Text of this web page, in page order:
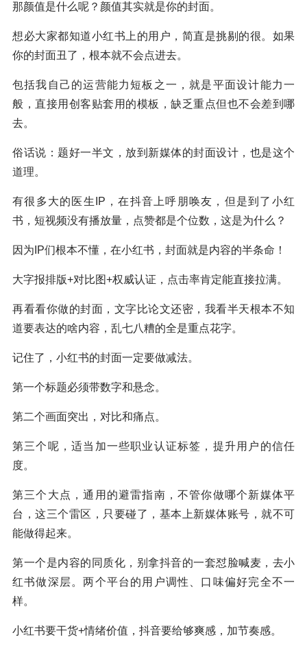
那颜值是什么呢？颜值其实就是你的封面。
想必大家都知道小红书上的用户，简直是挑剔的很。如果
你的封面丑了，根本就不会点进去。
包括我自己的运营能力短板之一，就是平面设计能力一
般，直接用创客贴套用的模板，缺乏重点但也不会差到哪
去。
俗话说：题好一半文，放到新媒体的封面设计，也是这个
道理。
有很多大的医生IP，在抖音上呼朋唤友，但是到了小红
书，短视频没有播放量，点赞都是个位数，这是为什么？
因为IP们根本不懂，在小红书，封面就是内容的半条命！
大字报排版+对比图+权威认证，点击率肯定能直接拉满。
再看看你做的封面，文字比论文还密，我看半天根本不知
道要表达的啥内容，乱七八糟的全是重点花字。
记住了，小红书的封面一定要做减法。
第一个标题必须带数字和悬念。
第二个画面突出，对比和痛点。
第三个呢，适当加一些职业认证标签，提升用户的信任
度。
第三个大点，通用的避雷指南，不管你做哪个新媒体平
台，这三个雷区，只要碰了，基本上新媒体账号，就不可
能做得起来。
第一个是内容的同质化，别拿抖音的一套怼脸喊麦，去小
红书做深层。两个平台的用户调性、口味偏好完全不一
样。
小红书要干货+情绪价值，抖音要给够爽感，加节奏感。